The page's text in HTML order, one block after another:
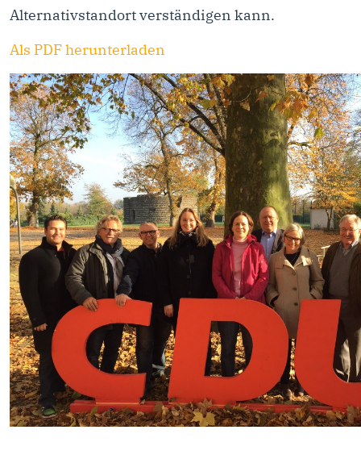
Alternativstandort verständigen kann.
Als PDF herunterladen